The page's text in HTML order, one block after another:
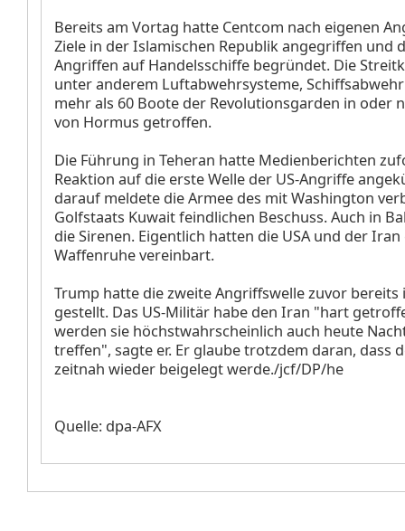
Bereits am Vortag hatte Centcom nach eigenen
Ziele in der Islamischen Republik angegriffen und
Angriffen auf Handelsschiffe begründet. Die
unter anderem Luftabwehrsysteme,
mehr als 60 Boote der Revolutionsgarden in oder
von Hormus getroffen.
Die Führung in Teheran hatte Medienberichten
Reaktion auf die erste Welle der US-Angriffe
darauf meldete die Armee des mit Washington
Golfstaats Kuwait feindlichen Beschuss. Auch in
die Sirenen. Eigentlich hatten die USA und der Iran
Waffenruhe vereinbart.
Trump hatte die zweite Angriffswelle zuvor bereits
gestellt. Das US-Militär habe den Iran "hart
werden sie höchstwahrscheinlich auch heute
treffen", sagte er. Er glaube trotzdem daran, dass
zeitnah wieder beigelegt werde./jcf/DP/he
Quelle: dpa-AFX